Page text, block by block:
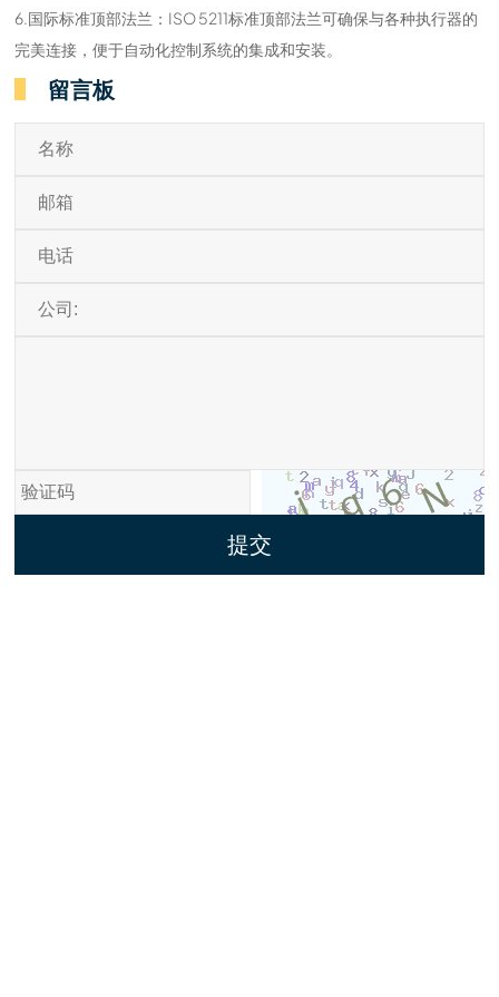
6.国际标准顶部法兰：ISO 5211标准顶部法兰可确保与各种执行器的
完美连接，便于自动化控制系统的集成和安装。
留言板
提交